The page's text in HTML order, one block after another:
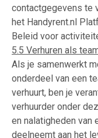
contactgegevens te
het Handyrent.nl
Beleid voor
5.5 Verhuren als
Als je samenwerkt
onderdeel van een
verhuurt, ben je
verhuurder onder
en nalatigheden van
deelneemt aan het